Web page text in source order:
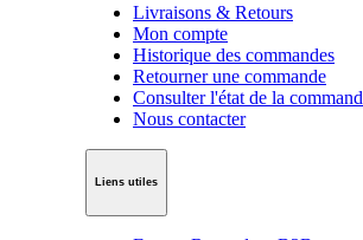
Livraisons & Retours
Mon compte
Historique des commandes
Retourner une commande
Consulter l'état de la
Nous contacter
Liens utiles